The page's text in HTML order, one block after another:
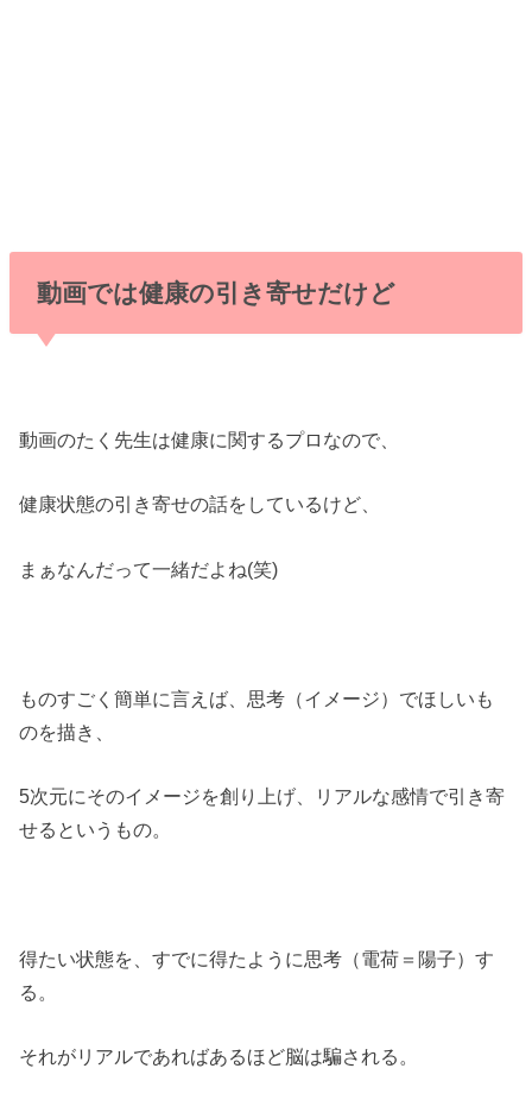
動画では健康の引き寄せだけど
動画のたく先生は健康に関するプロなので、
健康状態の引き寄せの話をしているけど、
まぁなんだって一緒だよね(笑)
ものすごく簡単に言えば、思考（イメージ）でほしいも
のを描き、
5次元にそのイメージを創り上げ、リアルな感情で引き寄
せるというもの。
得たい状態を、すでに得たように思考（電荷＝陽子）す
る。
それがリアルであればあるほど脳は騙される。